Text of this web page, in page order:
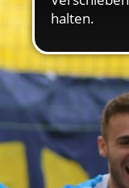
BREITENSPORT